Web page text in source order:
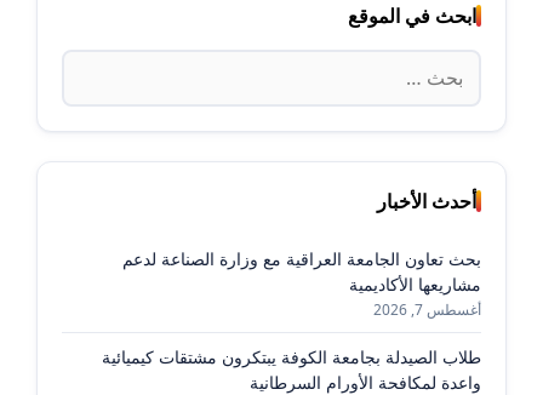
ابحث في الموقع
البحث
عن:
أحدث الأخبار
بحث تعاون الجامعة العراقية مع وزارة الصناعة لدعم
مشاريعها الأكاديمية
أغسطس 7, 2026
طلاب الصيدلة بجامعة الكوفة يبتكرون مشتقات كيميائية
واعدة لمكافحة الأورام السرطانية